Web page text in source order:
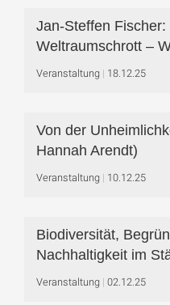
Jan-Steffen
Weltraumschrott –
Veranstaltung 18.12.25
Von der
Hannah Arendt)
Veranstaltung 10.12.25
Biodiversität,
Nachhaltigkeit im
Veranstaltung 02.12.25